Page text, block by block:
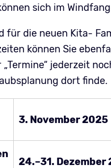
sich im
für die neuen Kita-
können Sie
jederzeit
dort finde.
3. November 2025
24.–31. Dezember